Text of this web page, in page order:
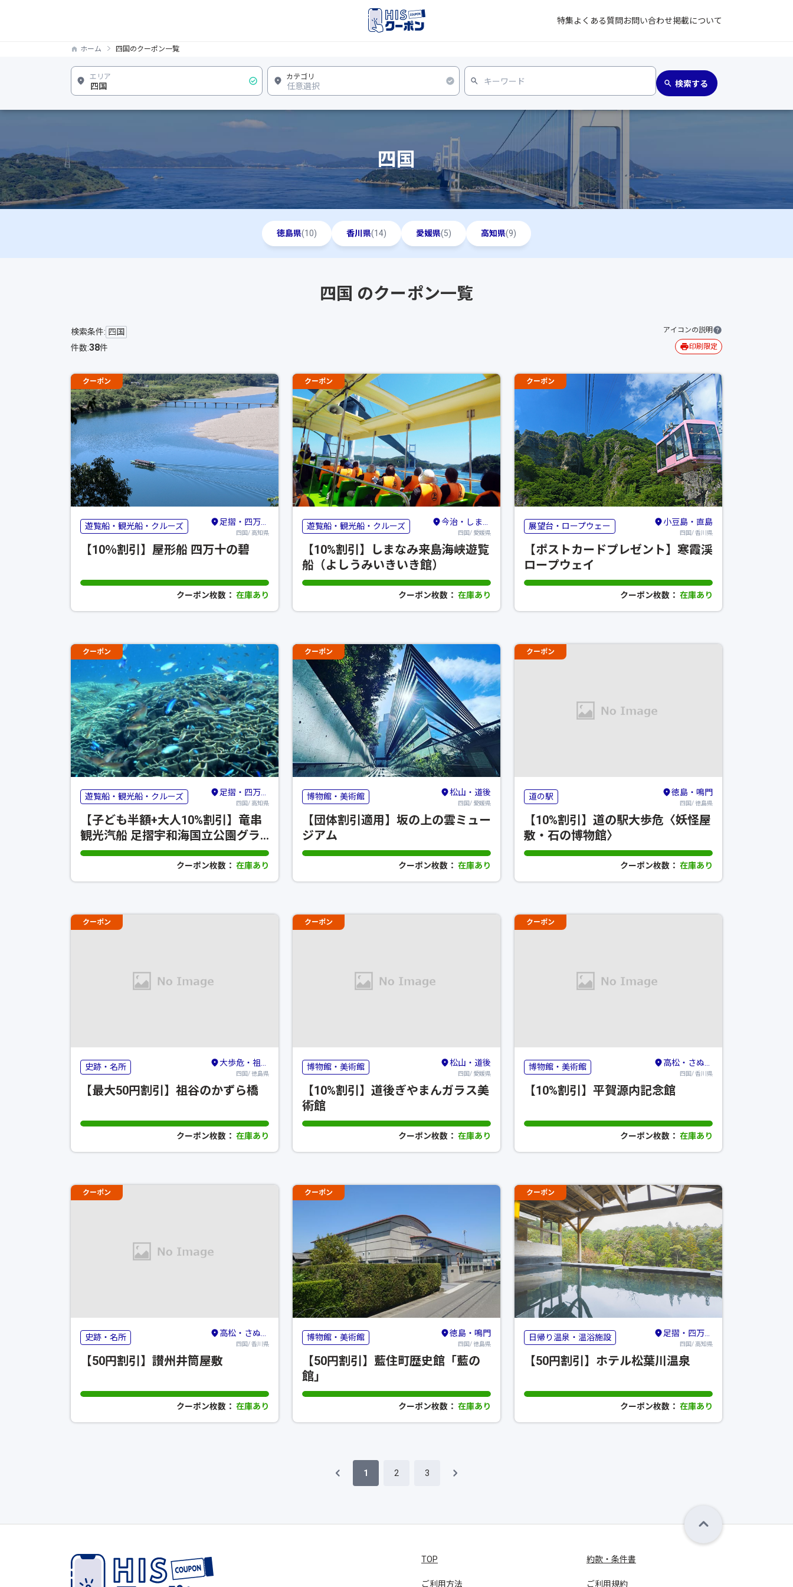
特集よくある質問お問い合わせ掲載について
ホーム 四国のクーポン一覧
四国
徳島県(10) 香川県(14) 愛媛県(5) 高知県(9)
四国 のクーポン一覧
検索条件: 四国
件数:38件
アイコンの説明
印刷限定
クーポン
遊覧船・観光船・クルーズ 足摺・四万十・宿毛
四国/ 高知県
【10％割引】屋形船 四万十の碧
クーポン枚数： 在庫あり
クーポン
遊覧船・観光船・クルーズ 今治・しまなみ海道
四国/ 愛媛県
【10%割引】しまなみ来島海峡遊覧
船（よしうみいきいき館）
クーポン枚数： 在庫あり
クーポン
展望台・ロープウェー 小豆島・直島
四国/ 香川県
【ポストカードプレゼント】寒霞渓
ロープウェイ
クーポン枚数： 在庫あり
クーポン
遊覧船・観光船・クルーズ 足摺・四万十・宿毛
四国/ 高知県
【子ども半額+大人10%割引】竜串
観光汽船 足摺宇和海国立公園グラ
スボート
クーポン枚数： 在庫あり
クーポン
博物館・美術館 松山・道後
四国/ 愛媛県
【団体割引適用】坂の上の雲ミュー
ジアム
クーポン枚数： 在庫あり
クーポン
道の駅 徳島・鳴門
四国/ 徳島県
【10%割引】道の駅大歩危〈妖怪屋
敷・石の博物館〉
クーポン枚数： 在庫あり
クーポン
史跡・名所 大歩危・祖谷・剣山・吉野川
四国/ 徳島県
【最大50円割引】祖谷のかずら橋
クーポン枚数： 在庫あり
クーポン
博物館・美術館 松山・道後
四国/ 愛媛県
【10%割引】道後ぎやまんガラス美
術館
クーポン枚数： 在庫あり
クーポン
博物館・美術館 高松・さぬき・東かがわ
四国/ 香川県
【10%割引】平賀源内記念館
クーポン枚数： 在庫あり
クーポン
史跡・名所 高松・さぬき・東かがわ
四国/ 香川県
【50円割引】讃州井筒屋敷
クーポン枚数： 在庫あり
クーポン
博物館・美術館 徳島・鳴門
四国/ 徳島県
【50円割引】藍住町歴史館「藍の
館」
クーポン枚数： 在庫あり
クーポン
日帰り温泉・温浴施設 足摺・四万十・宿毛
四国/ 高知県
【50円割引】ホテル松葉川温泉
クーポン枚数： 在庫あり
1 2 3
TOP
ご利用方法
約款・条件書
ご利用規約